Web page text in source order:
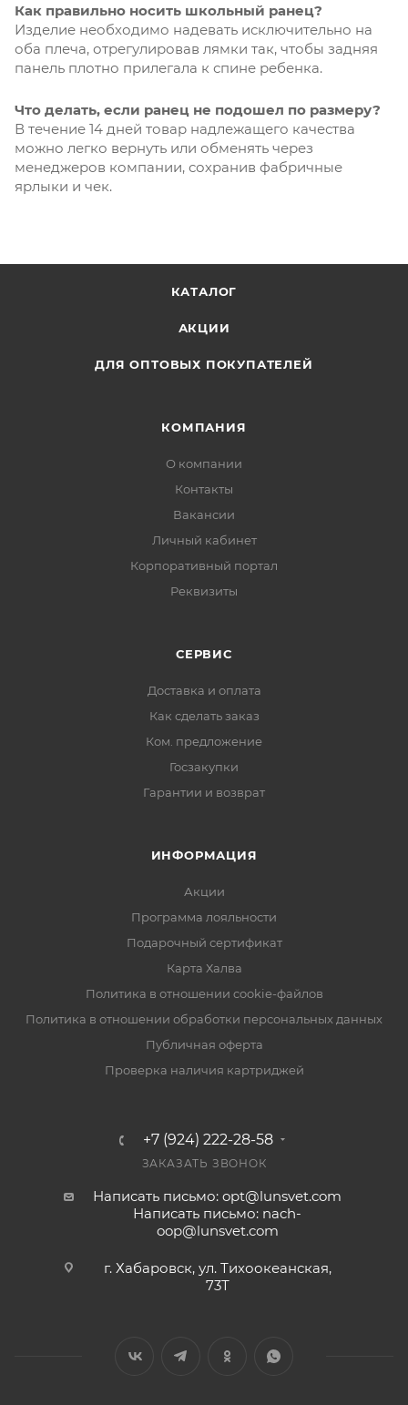
Как правильно носить школьный ранец?
Изделие необходимо надевать исключительно на
оба плеча, отрегулировав лямки так, чтобы задняя
панель плотно прилегала к спине ребенка.
Что делать, если ранец не подошел по размеру?
В течение 14 дней товар надлежащего качества
можно легко вернуть или обменять через
менеджеров компании, сохранив фабричные
ярлыки и чек.
КАТАЛОГ
АКЦИИ
ДЛЯ ОПТОВЫХ ПОКУПАТЕЛЕЙ
КОМПАНИЯ
О компании
Контакты
Вакансии
Личный кабинет
Корпоративный портал
Реквизиты
СЕРВИС
Доставка и оплата
Как сделать заказ
Ком. предложение
Госзакупки
Гарантии и возврат
ИНФОРМАЦИЯ
Акции
Программа лояльности
Подарочный сертификат
Карта Халва
Политика в отношении cookie-файлов
Политика в отношении обработки персональных данных
Публичная оферта
Проверка наличия картриджей
+7 (924) 222-28-58
ЗАКАЗАТЬ ЗВОНОК
Написать письмо: opt@lunsvet.com
Написать письмо: nach-
oop@lunsvet.com
г. Хабаровск, ул. Тихоокеанская,
73Т